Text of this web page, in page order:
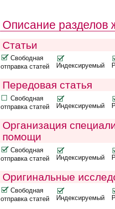
Описание разделов
Статьи
Свободная
отправка статей
Индексируемый
Передовая статья
Свободная
отправка статей
Индексируемый
Организация
помощи
Свободная
отправка статей
Индексируемый
Оригинальные
Свободная
отправка статей
Индексируемый